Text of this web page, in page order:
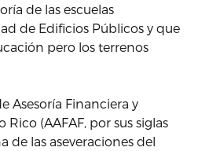
de las escuelas
de Edificios Públicos y que
pero los terrenos
Asesoría Financiera y
Rico (AAFAF, por sus siglas
de las aseveraciones del